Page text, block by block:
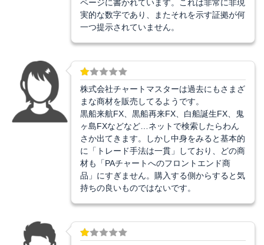
ページに書かれています。これは非常に非現
実的な数字であり、またそれを示す証拠が何
一つ提示されていません。
株式会社チャートマスターは過去にもさまざ
まな商材を販売してるようです。
黒船来航FX、黒船再来FX、白船誕生FX、鬼
ヶ島FXなどなど…ネットで検索したらわん
さか出てきます。しかし中身をみると基本的
に「トレード手法は一貫」しており、どの商
材も「PAチャートへのフロントエンド商
品」にすぎません。購入する側からすると気
持ちの良いものではないです。